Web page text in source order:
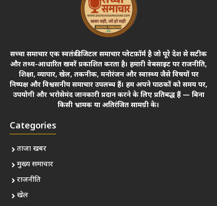
सच्चा समाचार एक स्वतंत्र डिजिटल समाचार प्लेटफ़ॉर्म है जो पूरे देश से सटीक
और तथ्य-आधारित खबरें प्रकाशित करता है। हमारी वेबसाइट पर राजनीति,
शिक्षा, व्यापार, खेल, तकनीक, मनोरंजन और स्वास्थ्य जैसे विषयों पर
निष्पक्ष और विश्वसनीय समाचार उपलब्ध हैं। हम अपने पाठकों को समय पर,
उपयोगी और भरोसेमंद जानकारी प्रदान करने के लिए प्रतिबद्ध हैं — बिना
किसी भ्रामक या अतिरंजित सामग्री के।
Categories
ताजा खबर
मुख्य समाचार
राजनीति
खेल